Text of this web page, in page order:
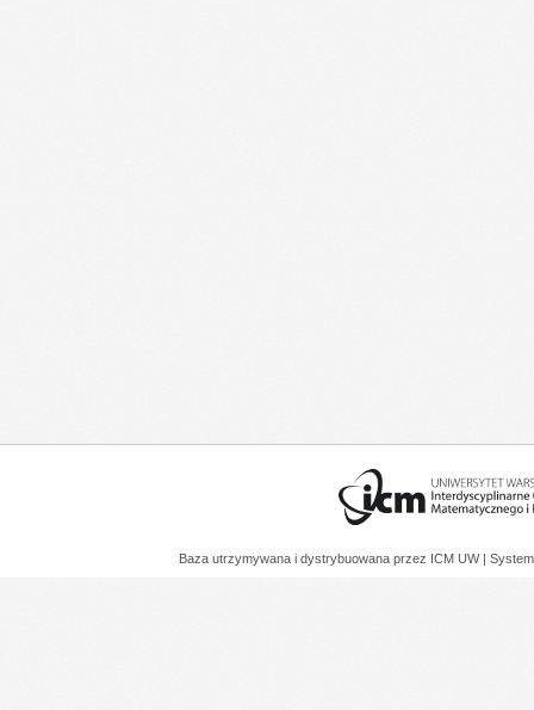
Baza utrzymywana i dystrybuowana przez ICM UW |